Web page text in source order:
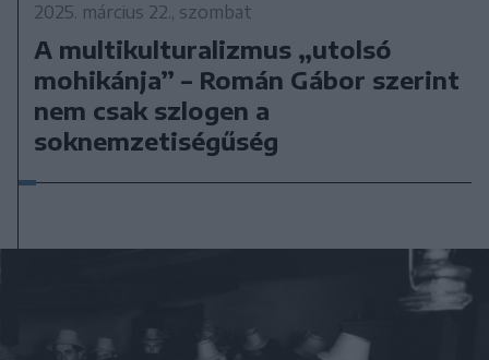
2025. március 22., szombat
A multikulturalizmus „utolsó
mohikánja” – Román Gábor szerint
nem csak szlogen a
soknemzetiségűség